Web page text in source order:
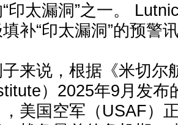
印太漏洞”之一。
补“印太漏洞”的预警
来说，根据《米切尔
）2025年9月发
美国空军（USAF）